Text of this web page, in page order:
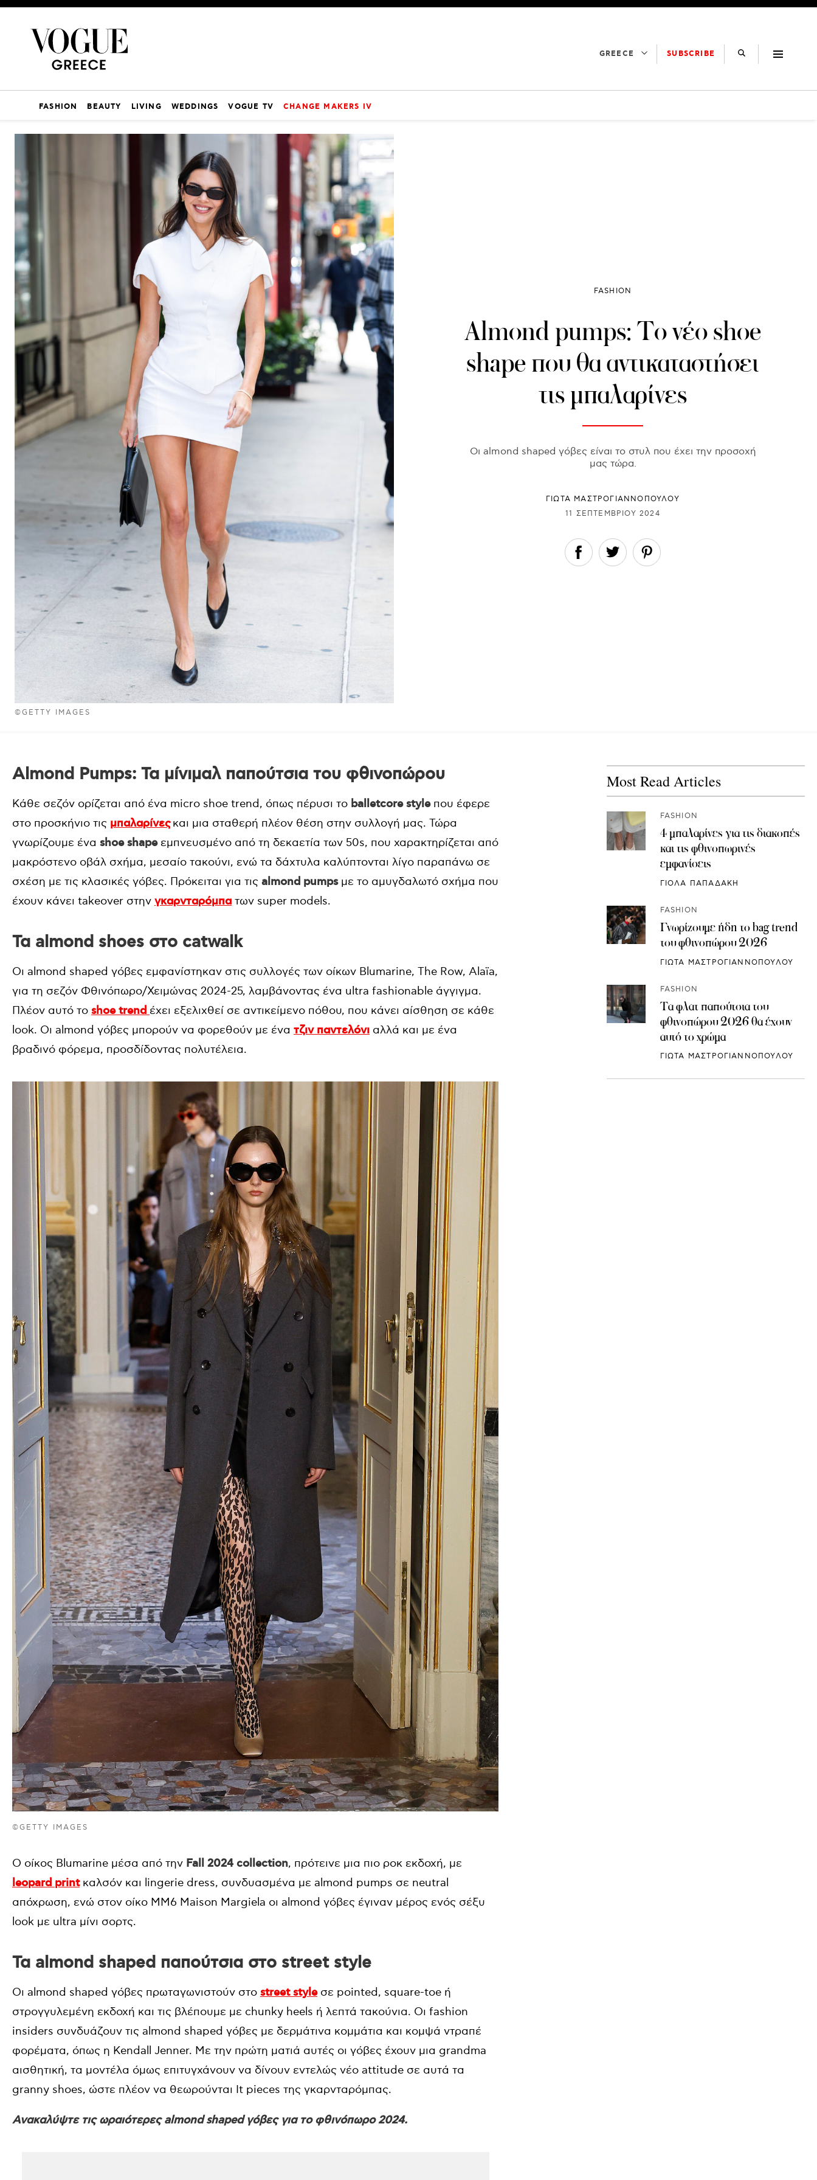
GREECE SUBSCRIBE
FASHION BEAUTY LIVING WEDDINGS VOGUE TV CHANGE MAKERS IV
©GETTY IMAGES
FASHION
Almond pumps: Το νέο shoe
shape που θα αντικαταστήσει
τις μπαλαρίνες
Οι almond shaped γόβες είναι το στυλ που έχει την προσοχή
μας τώρα.
ΓΙΩΤΑ ΜΑΣΤΡΟΓΙΑΝΝΟΠΟΥΛΟΥ
11 ΣΕΠΤΕΜΒΡΊΟΥ 2024
Almond Pumps: Τα μίνιμαλ παπούτσια του φθινοπώρου
Κάθε σεζόν ορίζεται από ένα micro shoe trend, όπως πέρυσι το balletcore styleπου έφερε
στο προσκήνιο τις μπαλαρίνεςκαι μια σταθερή πλέον θέση στην συλλογή μας. Τώρα
γνωρίζουμε ένα shoe shapeεμπνευσμένο από τη δεκαετία των 50s, που χαρακτηρίζεται από
μακρόστενο οβάλ σχήμα, μεσαίο τακούνι, ενώ τα δάχτυλα καλύπτονται λίγο παραπάνω σε
σχέση με τις κλασικές γόβες. Πρόκειται για τις almond pumpsμε το αμυγδαλωτό σχήμα που
έχουν κάνει takeover στην γκαρνταρόμπα των super models.
Τα almond shoes στο catwalk
Οι almond shaped γόβες εμφανίστηκαν στις συλλογές των οίκων Blumarine, The Row, Alaïa,
για τη σεζόν Φθινόπωρο/Χειμώνας 2024-25, λαμβάνοντας ένα ultra fashionable άγγιγμα.
Πλέον αυτό το shoe trend έχει εξελιχθεί σε αντικείμενο πόθου, που κάνει αίσθηση σε κάθε
look. Οι almond γόβες μπορούν να φορεθούν με ένα τζιν παντελόνι αλλά και με ένα
βραδινό φόρεμα, προσδίδοντας πολυτέλεια.
©GETTY IMAGES
Ο οίκος Blumarine μέσα από την Fall 2024 collection, πρότεινε μια πιο ροκ εκδοχή, με
leopard printκαλσόν και lingerie dress, συνδυασμένα με almond pumps σε neutral
απόχρωση, ενώ στον οίκο ΜΜ6 Maison Margiela οι almond γόβες έγιναν μέρος ενός σέξυ
look με ultra μίνι σορτς.
Τα almond shaped παπούτσια στο street style
Οι almond shaped γόβες πρωταγωνιστούν στο street styleσε pointed, square-toe ή
στρογγυλεμένη εκδοχή και τις βλέπουμε με chunky heels ή λεπτά τακούνια. Οι fashion
insiders συνδυάζουν τις almond shaped γόβες με δερμάτινα κομμάτια και κομψά ντραπέ
φορέματα, όπως η Kendall Jenner. Με την πρώτη ματιά αυτές οι γόβες έχουν μια grandma
αισθητική, τα μοντέλα όμως επιτυγχάνουν να δίνουν εντελώς νέο attitude σε αυτά τα
granny shoes, ώστε πλέον να θεωρούνται It pieces της γκαρνταρόμπας.
Ανακαλύψτε τις ωραιότερες almond shaped γόβες για το φθινόπωρο 2024.
Most Read Articles
FASHION
4 μπαλαρίνες για τις διακοπές
και τις φθινοπωρινές
εμφανίσεις
ΓΙΟΛΑ ΠΑΠΑΔΑΚΗ
FASHION
Γνωρίζουμε ήδη το bag trend
του φθινοπώρου 2026
ΓΙΩΤΑ ΜΑΣΤΡΟΓΙΑΝΝΟΠΟΥΛΟΥ
FASHION
Τα φλατ παπούτσια του
φθινοπώρου 2026 θα έχουν
αυτό το χρώμα
ΓΙΩΤΑ ΜΑΣΤΡΟΓΙΑΝΝΟΠΟΥΛΟΥ